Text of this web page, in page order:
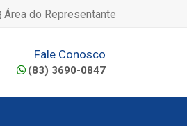
Área do Representante
Fale Conosco
(83) 3690-0847